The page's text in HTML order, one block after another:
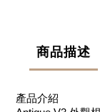
商品描述
產品介紹